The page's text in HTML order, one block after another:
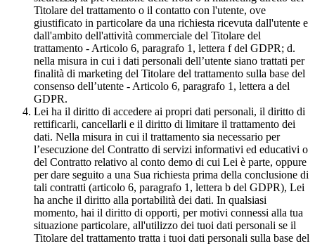
Titolare del trattamento o il contatto con l'utente, ove
giustificato in particolare da una richiesta ricevuta dall'utente e
dall'ambito dell'attività commerciale del Titolare del
trattamento - Articolo 6, paragrafo 1, lettera f del GDPR; d.
nella misura in cui i dati personali dell’utente siano trattati per
finalità di marketing del Titolare del trattamento sulla base del
consenso dell’utente - Articolo 6, paragrafo 1, lettera a del
GDPR.
Lei ha il diritto di accedere ai propri dati personali, il diritto di
rettificarli, cancellarli e il diritto di limitare il trattamento dei
dati. Nella misura in cui il trattamento sia necessario per
l’esecuzione del Contratto di servizi informativi ed educativi o
del Contratto relativo al conto demo di cui Lei è parte, oppure
per dare seguito a una Sua richiesta prima della conclusione di
tali contratti (articolo 6, paragrafo 1, lettera b del GDPR), Lei
ha anche il diritto alla portabilità dei dati. In qualsiasi
momento, hai il diritto di opporti, per motivi connessi alla tua
situazione particolare, all'utilizzo dei tuoi dati personali se il
Titolare del trattamento tratta i tuoi dati personali sulla base del